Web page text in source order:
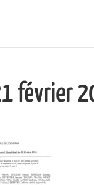
février